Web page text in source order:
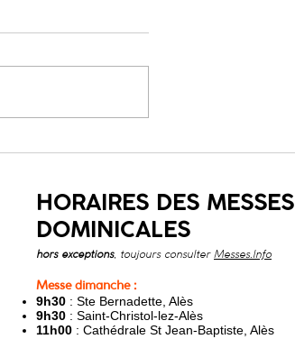
HORAIRES DES MESSES
DOMINICALES
hors exceptions, toujours consulter Messes.Info
Messe dimanche :
9h30 : Ste Bernadette, Alès
9h30 : Saint-Christol-lez-Alès
11h00 : Cathédrale St Jean-Baptiste, Alès